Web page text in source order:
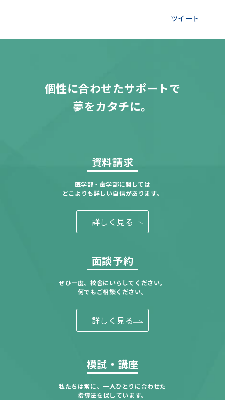
ツイート
個性に合わせたサポートで
夢をカタチに。
資料請求
医学部・歯学部に関しては
どこよりも詳しい自信があります。
詳しく見る
面談予約
ぜひ一度、校舎にいらしてください。
何でもご相談ください。
詳しく見る
模試・講座
私たちは常に、一人ひとりに合わせた
指導法を探しています。